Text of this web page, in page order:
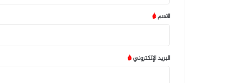
*
الاسم*
البريد الإلكتروني*